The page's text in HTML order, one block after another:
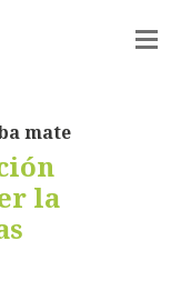
mate
la